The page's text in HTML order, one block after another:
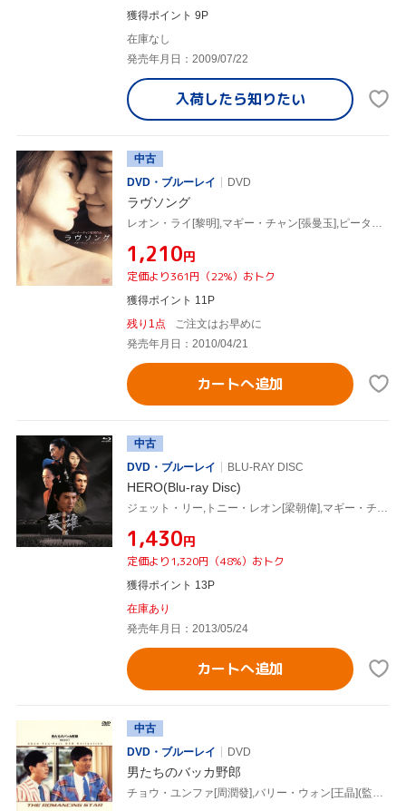
獲得ポイント 9P
在庫なし
発売年月日：2009/07/22
入荷したら知りたい
中古
DVD・ブルーレイ
DVD
ラヴソング
¥1,210円
定価より361円（22%）おトク
獲得ポイント 11P
残り1点
ご注文はお早めに
発売年月日：2010/04/21
カートへ追加
中古
DVD・ブルーレイ
BLU-RAY DISC
HERO(Blu-ray Disc)
¥1,430円
定価より1,320円（48%）おトク
獲得ポイント 13P
在庫あり
発売年月日：2013/05/24
カートへ追加
中古
DVD・ブルーレイ
DVD
男たちのバッカ野郎